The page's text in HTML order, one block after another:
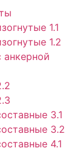
1.1
1.2
3.1
3.2
4.1